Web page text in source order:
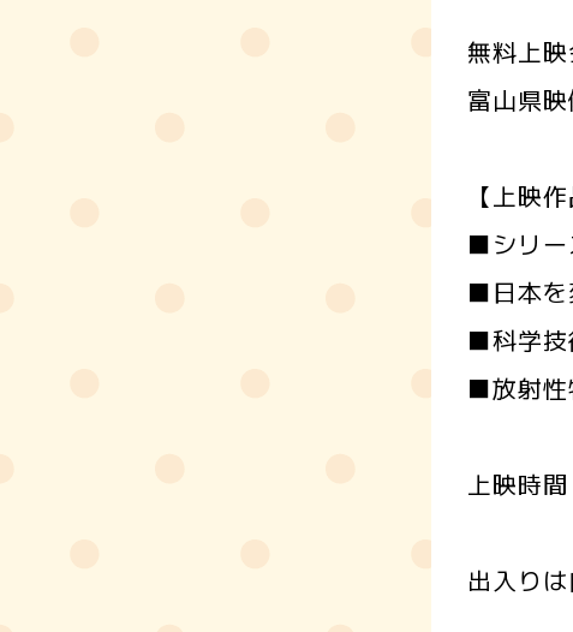
無料上映
富山県
【上映作
■シリー
■日本を
■科学技
■放射性
上映時
出入りは